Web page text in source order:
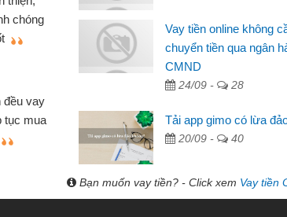
tiền bằng CMND online
lợi, sẽ giới thiệu cho bạn
lẻ nhiều lúc cần vốn nhập
bạn bè giới thiệu tôi đã giải
nhanh chóng
Vay tiền online không
chuyển tiền qua ngân
CMND
24/09 - 28
Tải app gimo có lừa
20/09 - 40
Bạn muốn vay tiền? - Click xem Vay tiền